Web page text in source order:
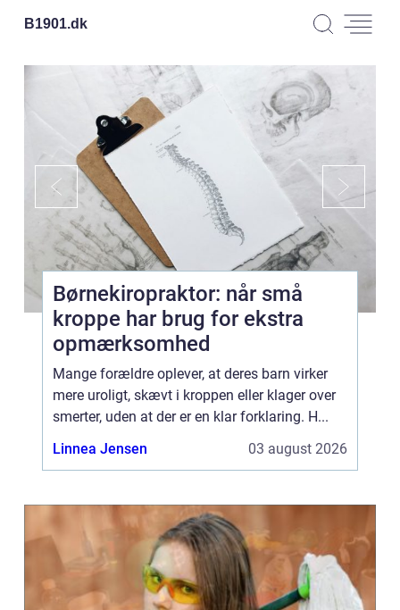
B1901.dk
Børnekiropraktor: når små
kroppe har brug for ekstra
opmærksomhed
Mange forældre oplever, at deres barn virker
mere uroligt, skævt i kroppen eller klager over
smerter, uden at der er en klar forklaring. H...
Linnea Jensen
03 august 2026